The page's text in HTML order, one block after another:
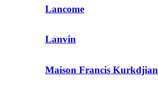
Lancome
Lanvin
Maison Francis Kurkdjian